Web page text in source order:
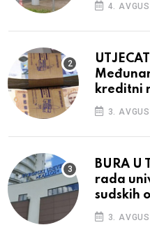
4.
kreditni
3.
BURA U
rada
sudskih
3.